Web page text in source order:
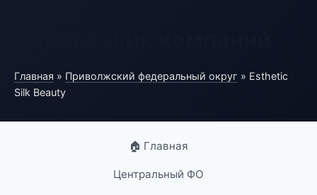
Главная » Приволжский федеральный округ » Esthetic
Silk Beauty
🏠 Главная
Центральный ФО